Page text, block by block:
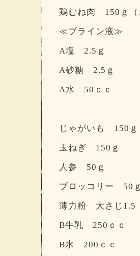
鶏むね肉 150ｇ（
≪ブライン液≫
A塩 2.5ｇ
A砂糖 2.5ｇ
A水 50ｃｃ
じゃがいも 150ｇ
玉ねぎ 150ｇ
人参 50ｇ
ブロッコリー 50ｇ
薄力粉 大さじ1.5
B牛乳 250ｃｃ
B水 200ｃｃ